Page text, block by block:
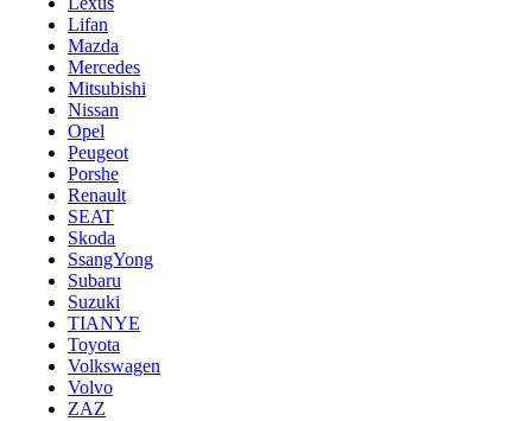
Lifan
Mazda
Mercedes
Mitsubishi
Nissan
Opel
Peugeot
Porshe
Renault
SEAT
Skoda
SsangYong
Subaru
Suzuki
TIANYE
Toyota
Volkswagen
Volvo
ZAZ